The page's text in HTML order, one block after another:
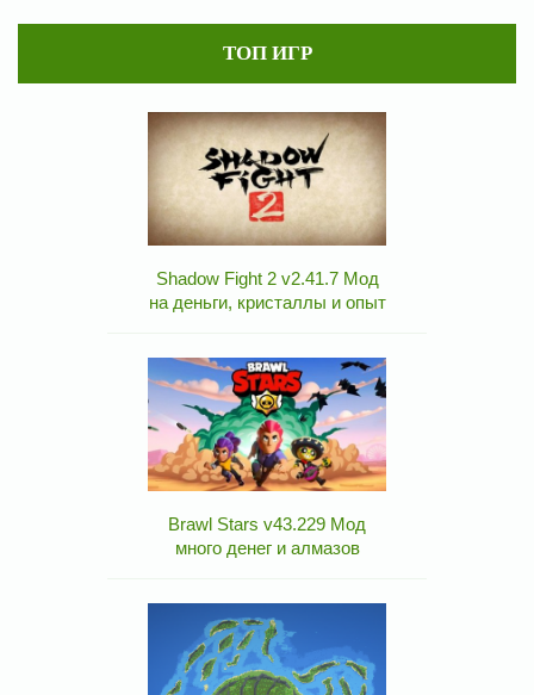
ТОП ИГР
Shadow Fight 2 v2.41.7 Мод
на деньги, кристаллы и опыт
Brawl Stars v43.229 Мод
много денег и алмазов